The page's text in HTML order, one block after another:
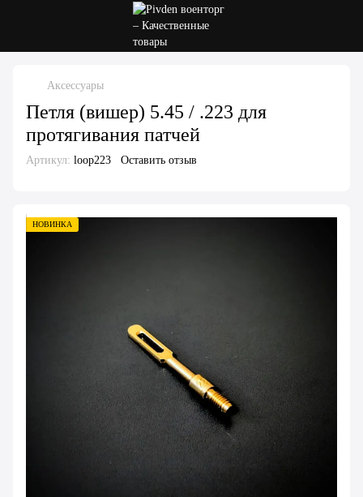
Аксессуары
Петля (вишер) 5.45 / .223 для
протягивания патчей
Артикул: loop223 Оставить отзыв
НОВИНКА